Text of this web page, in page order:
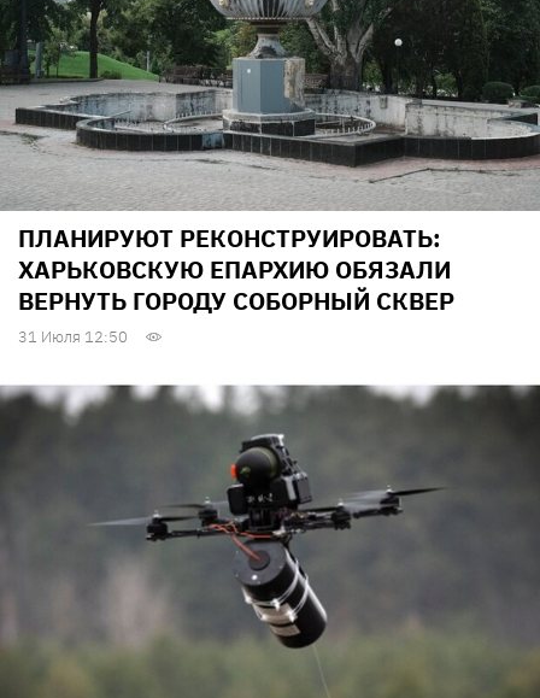
ПЛАНИРУЮТ РЕКОНСТРУИРОВАТЬ:
ХАРЬКОВСКУЮ ЕПАРХИЮ ОБЯЗАЛИ
ВЕРНУТЬ ГОРОДУ СОБОРНЫЙ СКВЕР
31 Июля 12:50